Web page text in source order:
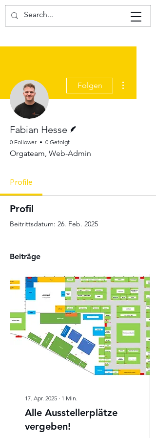
Folgen
Fabian Hesse
0 Follower 0 Gefolgt
Orgateam, Web-Admin
Profile
Profil
Beitrittsdatum: 26. Feb. 2025
Beiträge
17. Apr. 2025 ∙ 1 Min.
Alle Ausstellerplätze
vergeben!